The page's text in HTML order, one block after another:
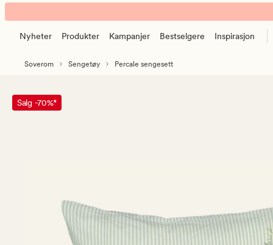
Atelier
Garden
sengesett
banner.
Klikk
pause.
Nyheter Produkter Kampanjer Bestselgere Inspirasjon
Soverom Sengetøy Percale sengesett
Salg -70%*